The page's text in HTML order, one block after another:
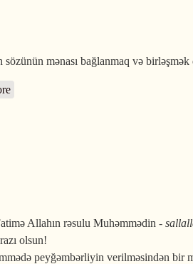
mənası bağlanmaq və birləşmək
Allahın rəsulu Muhəmmədin -
olsun!
peyğəmbərliyin verilməsindən bir